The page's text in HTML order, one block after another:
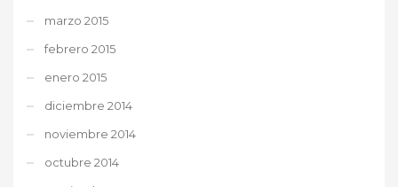
marzo 2015
febrero 2015
enero 2015
diciembre 2014
noviembre 2014
octubre 2014